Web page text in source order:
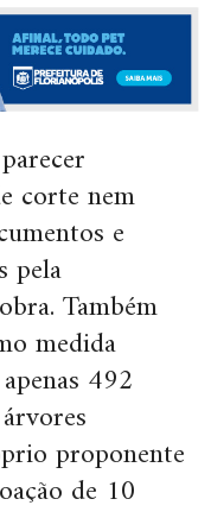
corte nem
e
pela
Também
medida
492
proponente
de 10